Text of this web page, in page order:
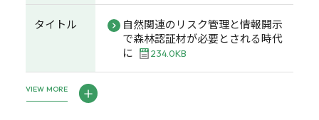
タイトル
自然関連のリスク管理と情報開示
で森林認証材が必要とされる時代
に
234.0KB
VIEW MORE